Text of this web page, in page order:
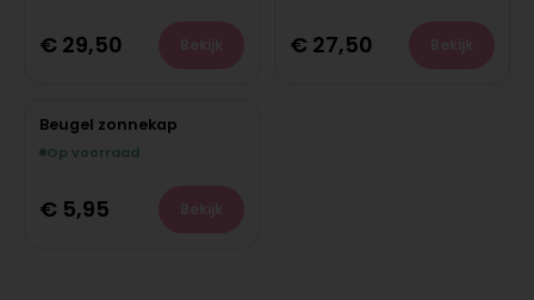
€ 29,50 € 27,50
Beugel zonnekap
Op voorraad
€ 5,95